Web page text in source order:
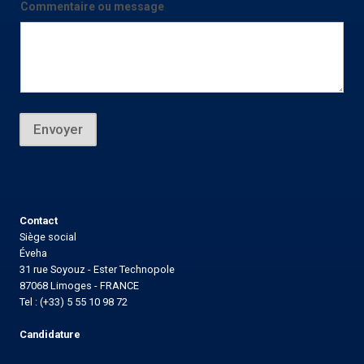
o
m
a
r
N
m
i
l
Commentaire ou message
Envoyer
Contact
Siège social
Éveha
31 rue Soyouz - Ester Technopole
87068 Limoges - FRANCE
Tel : (+33) 5 55 10 98 72
Candidature